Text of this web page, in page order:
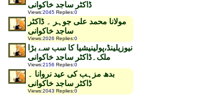
ڈاکٹر ساجد خاکوانی
Views:2045 Replies:0
مولانا محمد علی جوہر ۔ ڈاکٹر
ساجد خاکوانی
Views:2026 Replies:0
نیوزیلینڈ،پولینیشیا کا سب سے بڑا
ملک۔ڈاکٹر ساجد خاکوانی
Views:2156 Replies:0
بدھ مزہب کی عید نروانا ۔
ڈاکٹر ساجد خاکوانی
Views:2043 Replies:0